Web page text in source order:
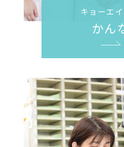
キョーエ
かん